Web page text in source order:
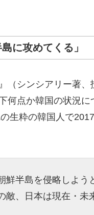
に攻めてくる」
（シンシアリー著
何点か韓国の状況
生粋の韓国人で
鮮半島を侵略しよう
敵、日本は現在・未